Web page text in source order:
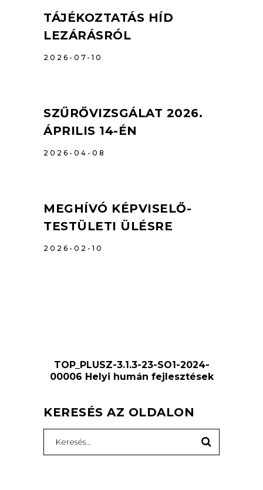
TÁJÉKOZTATÁS HÍD
LEZÁRÁSRÓL
2026-07-10
SZŰRŐVIZSGÁLAT 2026.
ÁPRILIS 14-ÉN
2026-04-08
MEGHÍVÓ KÉPVISELŐ-
TESTÜLETI ÜLÉSRE
2026-02-10
TOP_PLUSZ-3.1.3-23-SO1-2024-
00006 Helyi humán fejlesztések
KERESÉS AZ OLDALON
for: